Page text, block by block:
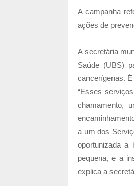
A campanha
ações de
A secretária
Saúde (UBS)
cancerígenas.
“Esses
chamamento,
a um dos
oportunizada a
pequena, e a
explica a